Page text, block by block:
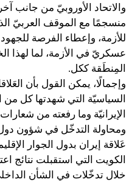
والاتحاد الأوروبيّ من جانب
منسجمًا مع الموقف العربيّ
للأزمة، وإعطاء الفرصة
عسكريّ في الأزمة، لما لهذا
المِنطَقة ككل.
وإجمالًا، يمكن القول بأن
السياسيّة التي شهدتها كل من
الإيرانيّة وما رفعته من
ومحاولة التدخّل في شؤون دول
عَلاقة إيران بدول الجوار
الكويت التي استقبلت نتائج
خلال تدخّلات في الشأن